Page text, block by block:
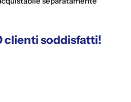
clienti soddisfatti!